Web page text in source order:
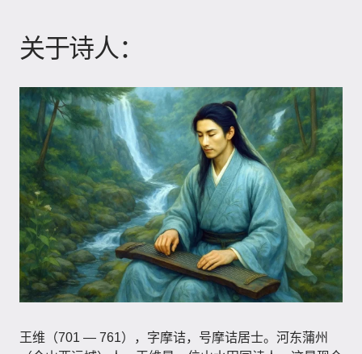
关于诗人：
王维（701 — 761），字摩诘，号摩诘居士。河东蒲州